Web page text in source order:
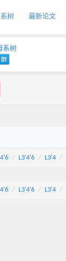
树 最新论文
系树
L3'4'6 L3'4
L3'4'6 L3'4